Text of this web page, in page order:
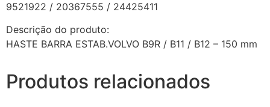
9521922 / 20367555 / 24425411
Descrição do produto:
HASTE BARRA ESTAB.VOLVO B9R / B11 / B12 – 150 mm
Produtos relacionados